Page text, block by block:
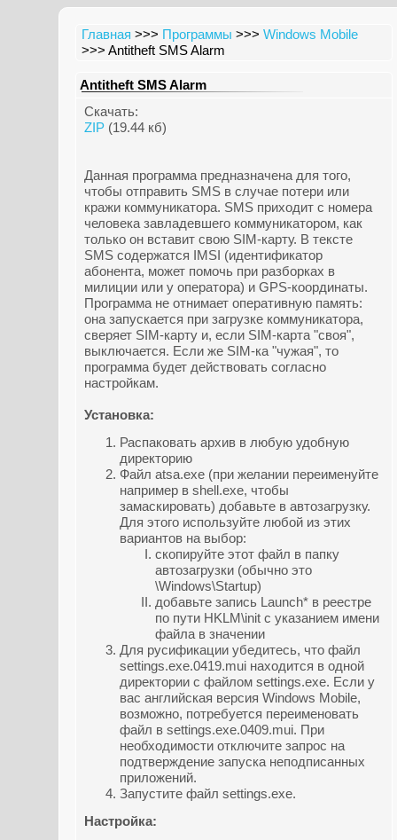
Главная >>> Программы >>>Windows Mobile
>>> Antitheft SMS Alarm
Antitheft SMS Alarm
Скачать:
ZIP (19.44 кб)
Данная программа предназначена для того,
чтобы отправить SMS в случае потери или
кражи коммуникатора. SMS приходит с номера
человека завладевшего коммуникатором, как
только он вставит свою SIM-карту. В тексте
SMS содержатся IMSI (идентификатор
абонента, может помочь при разборках в
милиции или у оператора) и GPS-координаты.
Программа не отнимает оперативную память:
она запускается при загрузке коммуникатора,
сверяет SIM-карту и, если SIM-карта "своя",
выключается. Если же SIM-ка "чужая", то
программа будет действовать согласно
настройкам.
Установка:
Распаковать архив в любую удобную
директорию
Файл atsa.exe (при желании переименуйте
например в shell.exe, чтобы
замаскировать) добавьте в автозагрузку.
Для этого используйте любой из этих
вариантов на выбор:
скопируйте этот файл в папку
автозагрузки (обычно это
\Windows\Startup)
добавьте запись Launch* в реестре
по пути HKLM\init с указанием имени
файла в значении
Для русификации убедитесь, что файл
settings.exe.0419.mui находится в одной
директории с файлом settings.exe. Если у
вас английская версия Windows Mobile,
возможно, потребуется переименовать
файл в settings.exe.0409.mui. При
необходимости отключите запрос на
подтверждение запуска неподписанных
приложений.
Запустите файл settings.exe.
Настройка: